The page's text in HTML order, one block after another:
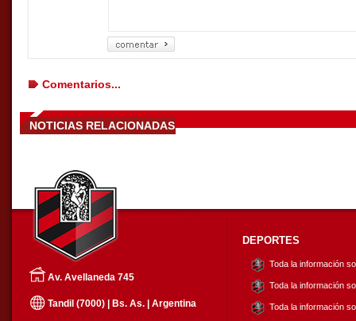
Comentarios...
NOTICIAS RELACIONADAS
Av. Avellaneda 745
Tandil (7000) | Bs. As. | Argentina
DEPORTES
Toda la información
Toda la información
Toda la información